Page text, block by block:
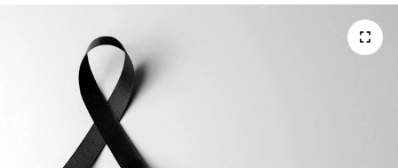
Magazin
Manşet Altı
Manşetler